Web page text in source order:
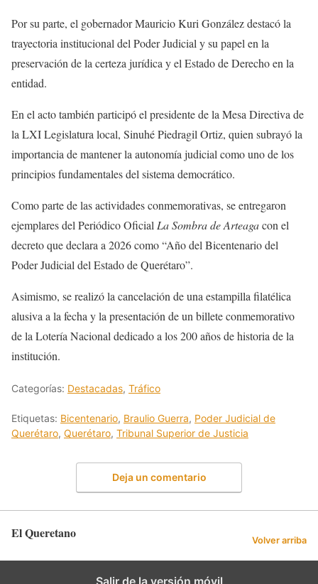
Por su parte, el gobernador Mauricio Kuri González destacó la
trayectoria institucional del Poder Judicial y su papel en la
preservación de la certeza jurídica y el Estado de Derecho en la
entidad.
En el acto también participó el presidente de la Mesa Directiva de
la LXI Legislatura local, Sinuhé Piedragil Ortiz, quien subrayó la
importancia de mantener la autonomía judicial como uno de los
principios fundamentales del sistema democrático.
Como parte de las actividades conmemorativas, se entregaron
ejemplares del Periódico Oficial La Sombra de Arteagacon el
decreto que declara a 2026 como “Año del Bicentenario del
Poder Judicial del Estado de Querétaro”.
Asimismo, se realizó la cancelación de una estampilla filatélica
alusiva a la fecha y la presentación de un billete conmemorativo
de la Lotería Nacional dedicado a los 200 años de historia de la
institución.
Categorías: Destacadas, Tráfico
Etiquetas: Bicentenario, Braulio Guerra, Poder Judicial de
Querétaro, Querétaro, Tribunal Superior de Justicia
Deja un comentario
El Queretano Volver arriba